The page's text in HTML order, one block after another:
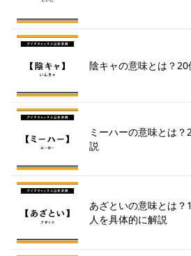
陰キャの意味とは？
ミーハーの意味とは
説
あざといの意味とは
人を具体的に解説